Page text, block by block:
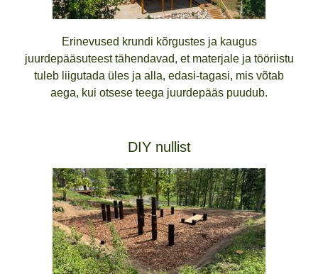
Erinevused krundi kõrgustes ja kaugus
juurdepääsuteest tähendavad, et materjale ja tööriistu
tuleb liigutada üles ja alla, edasi-tagasi, mis võtab
aega, kui otsese teega juurdepääs puudub.
DIY nullist